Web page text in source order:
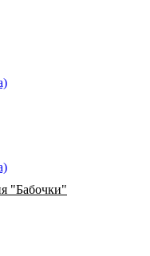
"Бабочки"